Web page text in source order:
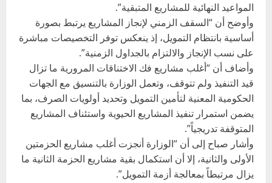
المواعيد النهائية للمشاريع المتبقية”.
وأوضح أن “السقف الزمني لإنجاز المشاريع يرتبط بصورة
أساسية بانتظام التمويل، إذ ينعكس توفر التخصيصات مباشرة
على نسب الإنجاز والالتزام بالجداول الزمنية”.
وأضاف أن “أغلب مشاريع فك الاختناقات المرورية ما تزال
قيد التنفيذ ولم تتوقف، وتعمل الوزارة بالتنسيق مع الجهات
الحكومية المعنية لتأمين التمويل وتحديد أولويات الصرف، بما
يضمن استمرار تنفيذ المشاريع الحيوية واستئناف المشاريع
المتوقفة تدريجياً”.
وأشار صباح إلى أن “الوزارة أنجزت أغلب مشاريع الحزمتين
الأولى والثانية، إلا أن استكمال بقية مشاريع الحزمة الثانية ما
يزال مرتبطاً بمعالجة أزمة التمويل”.